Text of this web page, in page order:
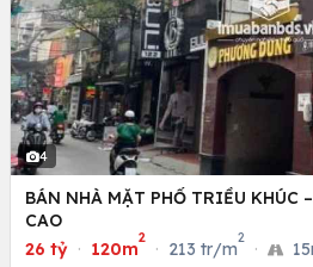
4
BÁN NHÀ MẶT PHỐ TRIỀU KHÚC
CAO
26 tỷ · 120m
2
· 213 tr/m
2
·